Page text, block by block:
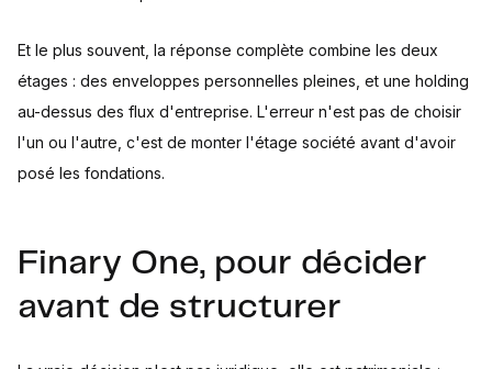
Et le plus souvent, la réponse complète combine les deux
étages : des enveloppes personnelles pleines, et une holding
au-dessus des flux d'entreprise. L'erreur n'est pas de choisir
l'un ou l'autre, c'est de monter l'étage société avant d'avoir
posé les fondations.
Finary One, pour décider
avant de structurer